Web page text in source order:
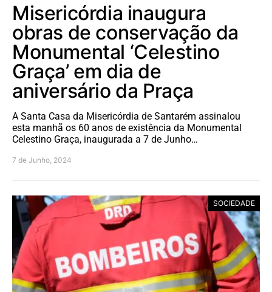
Misericórdia inaugura
obras de conservação da
Monumental ‘Celestino
Graça’ em dia de
aniversário da Praça
A Santa Casa da Misericórdia de Santarém assinalou
esta manhã os 60 anos de existência da Monumental
Celestino Graça, inaugurada a 7 de Junho…
7 de Junho, 2024
SOCIEDADE